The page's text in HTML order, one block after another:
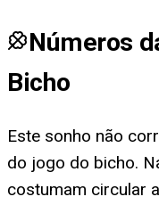
Números
Bicho
Este sonho não
do jogo do bicho.
costumam circular